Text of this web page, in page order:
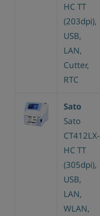
HC TT
(203dpi),
USB,
LAN,
Cutter,
RTC
Sato
Sato
CT412LX-
HC TT
(305dpi),
USB,
LAN,
WLAN,